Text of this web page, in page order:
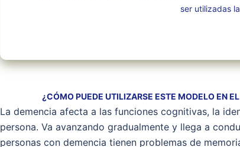
ser utilizadas
¿CÓMO PUEDE UTILIZARSE ESTE MODELO EN
La demencia afecta a las funciones cognitivas, la
persona. Va avanzando gradualmente y llega a
personas con demencia tienen problemas de